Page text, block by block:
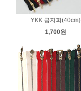
YKK 금지퍼(40cm)
1,700원